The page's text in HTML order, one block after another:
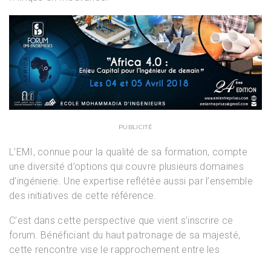
PUBLICITÉ
L’EMI, connue pour la qualité de sa formation, compte
une diversité d’options qui couvre plusieurs domaines
d’ingénierie. Une expertise reflétée aussi par l’ensemble
des initiatives de cette référence.
C’est dans cette perspective que vient s’inscrire ce
forum. Bénéficiant du haut patronage de sa majesté,
cette rencontre vise le rapprochement entre les